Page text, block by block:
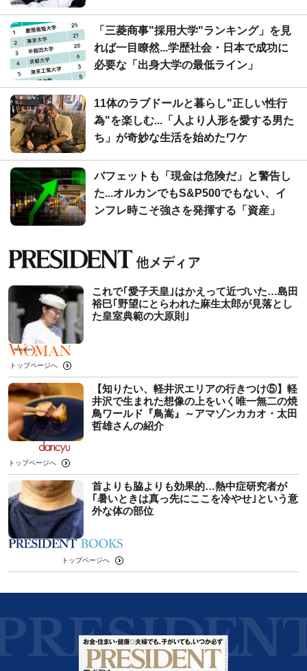
「三菱商事"採用大学"ランキング」を見
れば一目瞭然...学歴社会・日本で成功に
必要な「出身大学の最低ライン」
11体のラブドールと暮らし"正しい性行
為"を楽しむ...「人より人形を愛する男た
ち」が奇妙な生活を始めたワケ
バフェットも「現金は危険だ」と警告し
た...オルカンでもS&P500でもない、イ
ンフレ時こそ強さを発揮する「資産」
これで｢愛子天皇｣はかえって近づいた…島田
裕巳｢野望にとらわれた麻生太郎が見落とし
た皇室典範の大原則｣
トップページへ
【知りたい、軽井沢エリアの行きつけ⑤】軽
井沢で生まれた想像の上をいく唯一無二の焼
鳥ワールド『鳥嵩』～アマゾンカカオ・太田
哲雄さんの紹介
トップページへ
首よりも脇よりも効果的…熱中症研究者が
｢暑いときは真っ先にここを冷やせ｣という意
外な体の部位
トップページへ